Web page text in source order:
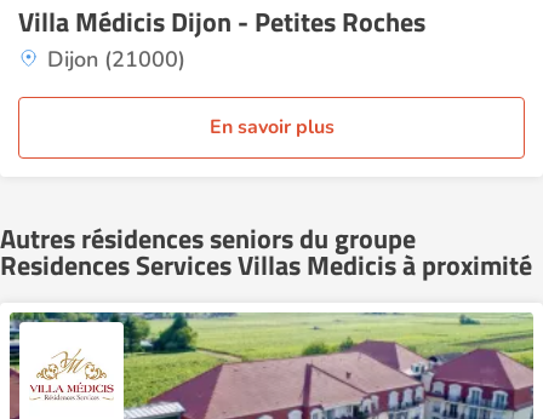
Villa Médicis Dijon - Petites Roches
Dijon (21000)
En savoir plus
Autres résidences seniors du groupe
Residences Services Villas Medicis à proximité